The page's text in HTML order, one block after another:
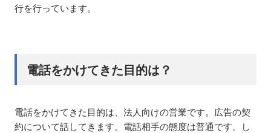
行を行っています。
電話をかけてきた目的は？
電話をかけてきた目的は、法人向けの営業です。広告の契
約について話してきます。電話相手の態度は普通です。し